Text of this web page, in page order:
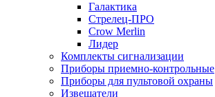
Галактика
Стрелец-ПРО
Crow Merlin
Лидер
Комплекты сигнализации
Приборы приемно-контрольные
Приборы для пультовой охраны
Извещатели